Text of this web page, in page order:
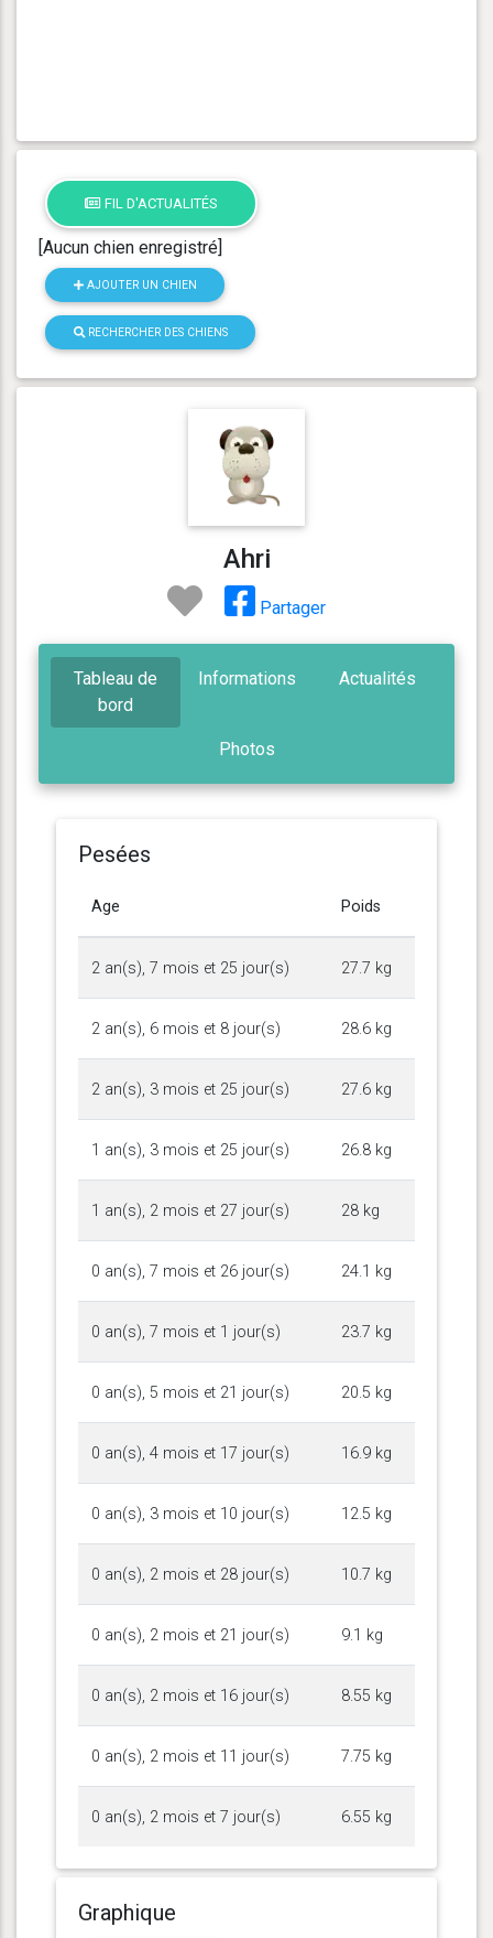
FIL D'ACTUALITÉS
[Aucun chien enregistré]
AJOUTER UN CHIEN
RECHERCHER DES CHIENS
Ahri
Partager
Tableau de
bord
Informations Actualités
Photos
Pesées
Age Poids
2 an(s), 7 mois et 25 jour(s) 27.7 kg
2 an(s), 6 mois et 8 jour(s) 28.6 kg
2 an(s), 3 mois et 25 jour(s) 27.6 kg
1 an(s), 3 mois et 25 jour(s) 26.8 kg
1 an(s), 2 mois et 27 jour(s) 28 kg
0 an(s), 7 mois et 26 jour(s) 24.1 kg
0 an(s), 7 mois et 1 jour(s) 23.7 kg
0 an(s), 5 mois et 21 jour(s) 20.5 kg
0 an(s), 4 mois et 17 jour(s) 16.9 kg
0 an(s), 3 mois et 10 jour(s) 12.5 kg
0 an(s), 2 mois et 28 jour(s) 10.7 kg
0 an(s), 2 mois et 21 jour(s) 9.1 kg
0 an(s), 2 mois et 16 jour(s) 8.55 kg
0 an(s), 2 mois et 11 jour(s) 7.75 kg
0 an(s), 2 mois et 7 jour(s) 6.55 kg
Graphique